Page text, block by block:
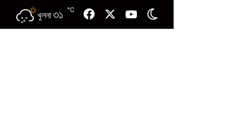
খুলনা ৩১ ℃ FacebookYouTube